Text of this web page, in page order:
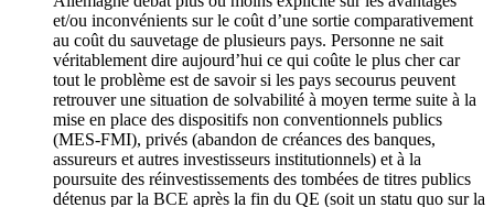
et/ou inconvénients sur le coût d’une sortie comparativement
au coût du sauvetage de plusieurs pays. Personne ne sait
véritablement dire aujourd’hui ce qui coûte le plus cher car
tout le problème est de savoir si les pays secourus peuvent
retrouver une situation de solvabilité à moyen terme suite à la
mise en place des dispositifs non conventionnels publics
(MES-FMI), privés (abandon de créances des banques,
assureurs et autres investisseurs institutionnels) et à la
poursuite des réinvestissements des tombées de titres publics
détenus par la BCE après la fin du QE (soit un statu quo sur la